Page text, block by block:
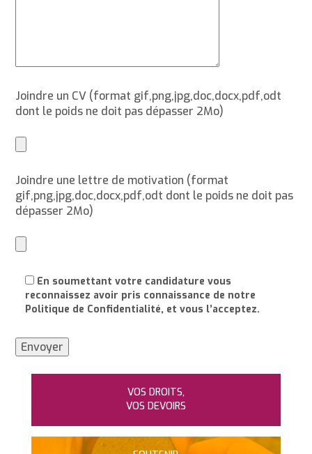
Joindre un CV (format gif,png,jpg,doc,docx,pdf,odt
dont le poids ne doit pas dépasser 2Mo)
Joindre une lettre de motivation (format
gif,png,jpg,doc,docx,pdf,odt dont le poids ne doit pas
dépasser 2Mo)
En soumettant votre candidature vous
reconnaissez avoir pris connaissance de notre
Politique de Confidentialité, et vous l’acceptez.
VOS DROITS,
VOS DEVOIRS